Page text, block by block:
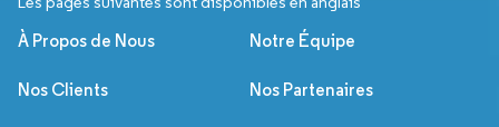
À Propos de Nous Notre Équipe
Nos Clients Nos Partenaires